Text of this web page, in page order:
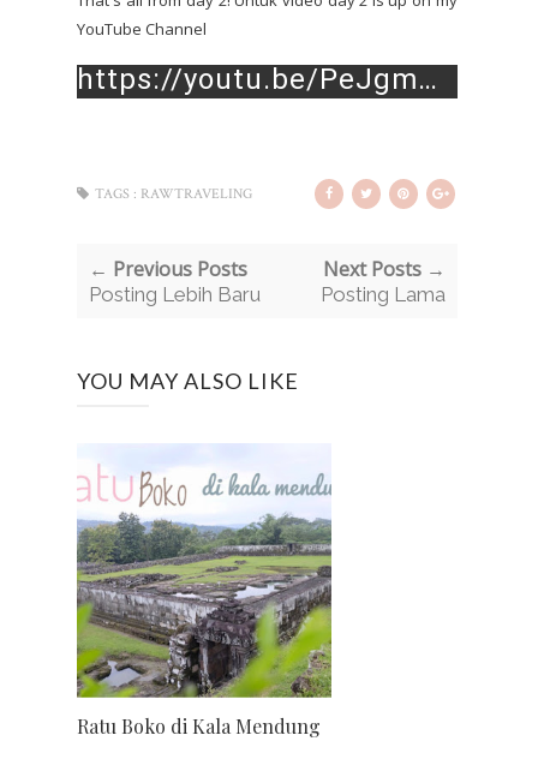
YouTube Channel
https://youtu.be/PeJgmmNTJiQ
TAGS : RAWTRAVELING
← Previous Posts
Posting Lebih Baru
Next Posts →
Posting Lama
YOU MAY ALSO LIKE
Ratu Boko di Kala Mendung